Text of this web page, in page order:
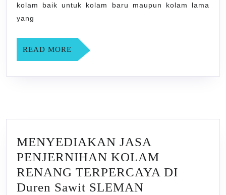
YOGYAKARTA
kolam baik untuk kolam baru maupun kolam lama
yang
READ MORE READ
MORE
MENYEDIAKAN JASA
PENJERNIHAN KOLAM
RENANG TERPERCAYA DI
Duren Sawit SLEMAN